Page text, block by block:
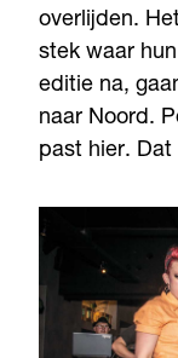
overlijden.
stek waar
editie na,
naar Noord.
past hier. Dat